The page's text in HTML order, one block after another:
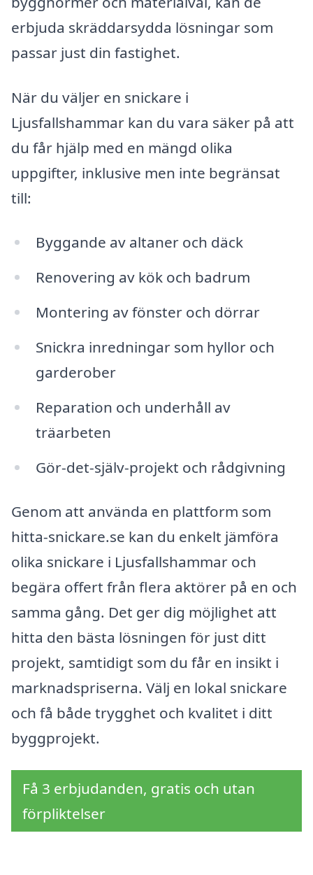
erbjuda skräddarsydda lösningar som
passar just din fastighet.
När du väljer en snickare i
Ljusfallshammar kan du vara säker på att
du får hjälp med en mängd olika
uppgifter, inklusive men inte begränsat
till:
Byggande av altaner och däck
Renovering av kök och badrum
Montering av fönster och dörrar
Snickra inredningar som hyllor och
garderober
Reparation och underhåll av
träarbeten
Gör-det-själv-projekt och rådgivning
Genom att använda en plattform som
hitta-snickare.se kan du enkelt jämföra
olika snickare i Ljusfallshammar och
begära offert från flera aktörer på en och
samma gång. Det ger dig möjlighet att
hitta den bästa lösningen för just ditt
projekt, samtidigt som du får en insikt i
marknadspriserna. Välj en lokal snickare
och få både trygghet och kvalitet i ditt
byggprojekt.
Få 3 erbjudanden, gratis och utan
förpliktelser